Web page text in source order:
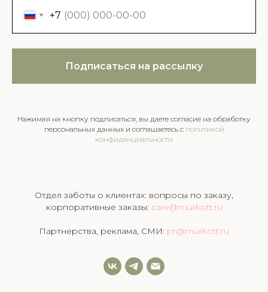
+7
Подписаться на рассылку
Нажимая на кнопку подписаться, вы даете согласие на обработку
персональных данных и соглашаетесь c политикой
конфиденциальности
Отдел заботы о клиентах: вопросы по заказу,
корпоративные заказы: care@murkott.ru
Партнерства, реклама, СМИ: pr@murkott.ru